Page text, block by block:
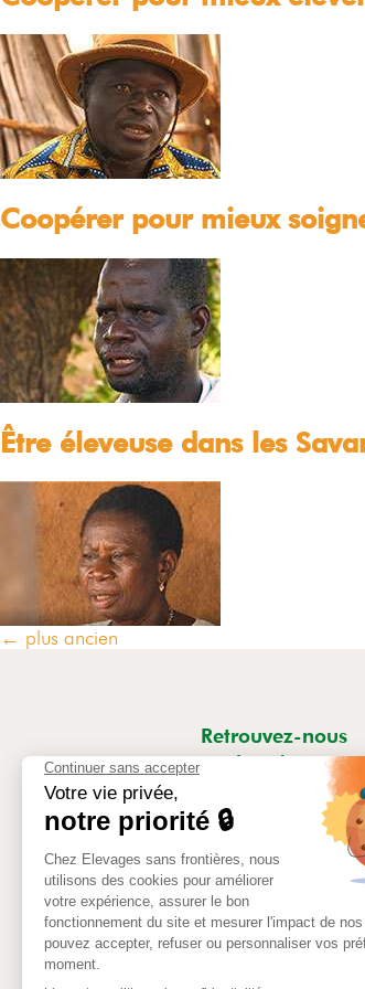
Coopérer pour mieux
Être éleveuse dans les
← plus ancien
Retrouvez-nous
sur les réseaux